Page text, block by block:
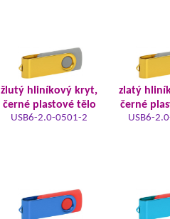
žlutý hliníkový kryt,
černé plastové tělo
USB6-2.0-0501-2
zlatý
černé
USB6-